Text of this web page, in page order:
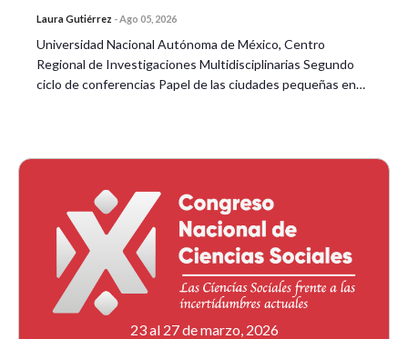
Laura Gutiérrez -Ago 05, 2026
Universidad Nacional Autónoma de México, Centro
Regional de Investigaciones Multidisciplinarias Segundo
ciclo de conferencias Papel de las ciudades pequeñas en…
23 al 27 de marzo, 2026